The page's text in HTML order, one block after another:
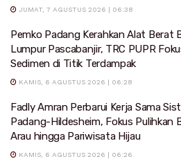
JUMAT, 7 AGUSTUS 2026 | 06:38
Pemko Padang Kerahkan Alat Berat
Lumpur Pascabanjir, TRC PUPR
Sedimen di Titik Terdampak
KAMIS, 6 AGUSTUS 2026 | 06:28
Fadly Amran Perbarui Kerja Sama
Padang-Hildesheim, Fokus Pulihkan
Arau hingga Pariwisata Hijau
KAMIS, 6 AGUSTUS 2026 | 06:26